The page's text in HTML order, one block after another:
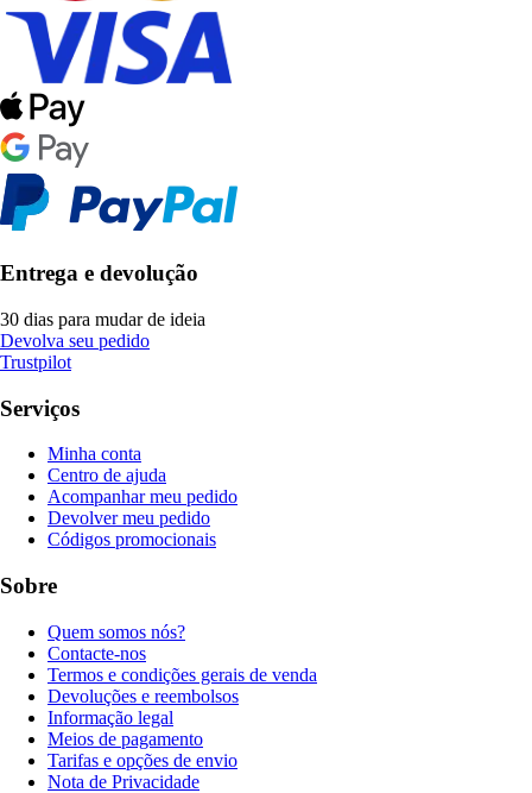
Entrega e devolução
30 dias para mudar de ideia
Devolva seu pedido
Trustpilot
Serviços
Minha conta
Centro de ajuda
Acompanhar meu pedido
Devolver meu pedido
Códigos promocionais
Sobre
Quem somos nós?
Contacte-nos
Termos e condições gerais de venda
Devoluções e reembolsos
Informação legal
Meios de pagamento
Tarifas e opções de envio
Nota de Privacidade